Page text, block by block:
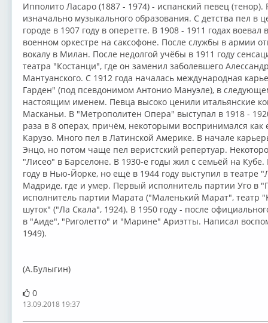
⁣Ипполито Ласаро (1887 - 1974) - испанский певец
изначально музыкального образования. С детства пел в
городе в 1907 году в оперетте. В 1908 - 1911 годах
военном оркестре на саксофоне. После службы в армии
вокалу в Милан. После недолгой учёбы в 1911 году
театра "Костанци", где он заменил заболевшего
Мантуанского. С 1912 года началась международная
Гарден" (под псевдонимом Антонио Мануэле), в
настоящим именем. Певца высоко ценили итальянские
Масканьи. В "Метрополитен Опера" выступал в 1918 -
раза в 8 операх, причём, некоторыми воспринимался
Карузо. Много пел в Латинской Америке. В начале
Энцо, но потом чаще пел веристский репертуар.
"Лисео" в Барселоне. В 1930-е годы жил с семьёй на
году в Нью-Йорке, но ещё в 1944 году выступил в театре
Мадриде, где и умер. Первый исполнитель партии Уго в
исполнитель партии Марата ("Маленький Марат", театр
шуток" ("Ла Скала", 1924). В 1950 году - после
в "Аиде", "Риголетто" и "Марине" Ариэтты. Написал
1949).
(А.Булыгин)
0
13.09.2018 19:37